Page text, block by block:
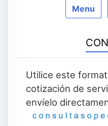
Menu
Utilice este
cotización de
envíelo